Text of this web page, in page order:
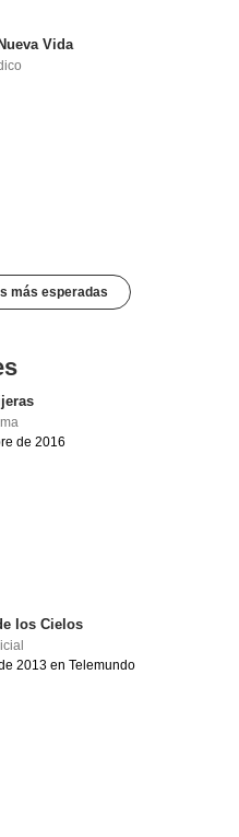
Vida
más esperadas
de 2016
los Cielos
2013 en Telemundo